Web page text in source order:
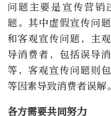
问题主要是宣传营销
题。其中虚假宣传问
和客观宣传问题，主
导消费者，包括误导
等，客观宣传问题则
等因素导致消费者误解
各方需要共同努力